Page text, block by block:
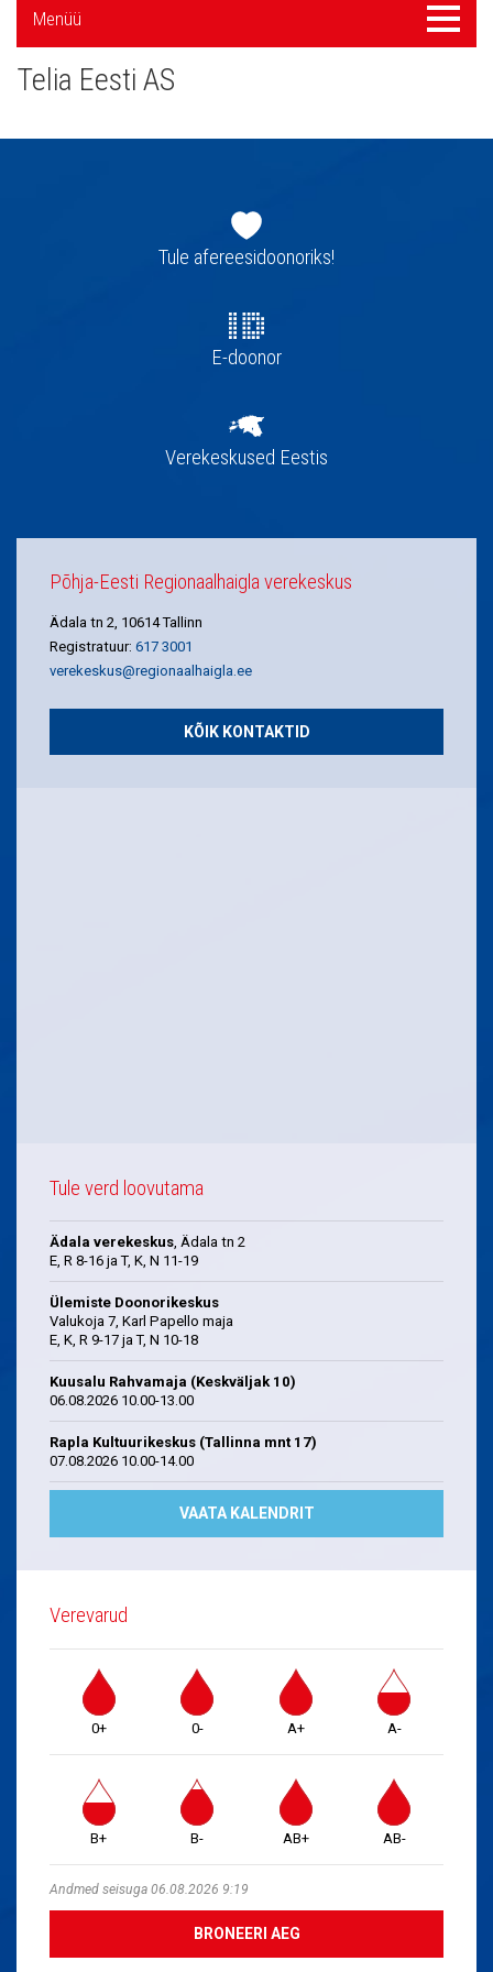
navigatsioon
Menüü
Menüü
Telia Eesti AS
navigatsioonTule afereesidoonoriks!
E-doonor
Verekeskused Eestis
Põhja-Eesti Regionaalhaigla verekeskus
Ädala tn 2, 10614 Tallinn
Registratuur: 617 3001
verekeskus@regionaalhaigla.ee
KÕIK KONTAKTID
Tule verd loovutama
Ädala verekeskus, Ädala tn 2
E, R 8-16 ja T, K, N 11-19
Ülemiste Doonorikeskus
Valukoja 7, Karl Papello maja
E, K, R 9-17 ja T, N 10-18
Kuusalu Rahvamaja (Keskväljak 10)
06.08.2026 10.00-13.00
Rapla Kultuurikeskus (Tallinna mnt 17)
07.08.2026 10.00-14.00
VAATA KALENDRIT
Verevarud
0+ 0- A+ A-
B+ B- AB+ AB-
Andmed seisuga 06.08.2026 9:19
BRONEERI AEG